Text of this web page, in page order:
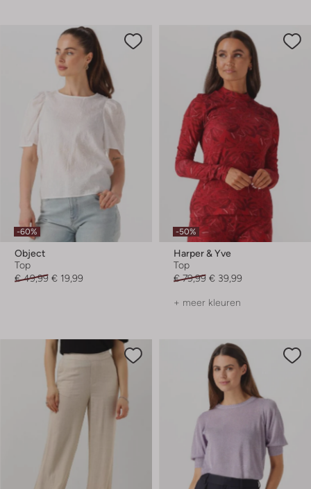
-60%
Object
Top
€ 49,99 € 19,99
-50%
Harper & Yve
Top
€ 79,99 € 39,99
+ meer kleuren